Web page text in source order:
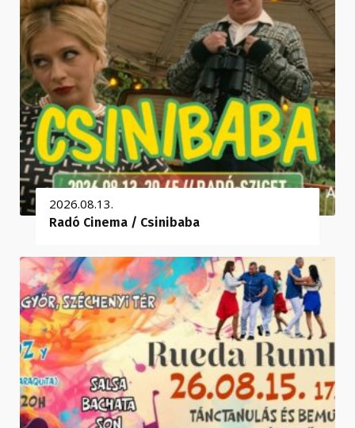
2026.08.13.
Radó Cinema / Csinibaba